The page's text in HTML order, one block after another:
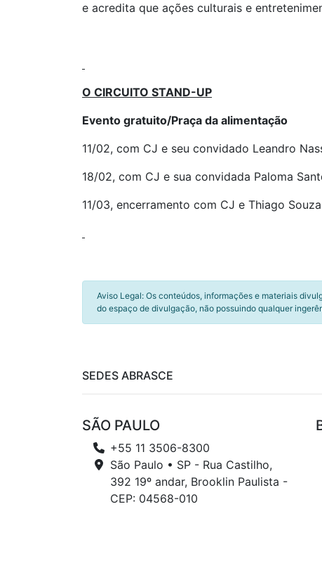
e acredita que ações culturais e
O CIRCUITO STAND-UP
Evento gratuito/Praça da alimentação
11/02, com CJ e seu convidado Leandro
18/02, com CJ e sua convidada Paloma
11/03, encerramento com CJ e Thiago
Aviso Legal: Os conteúdos, informações e materiais
do espaço de divulgação, não possuindo qualquer
SEDES ABRASCE
SÃO PAULO
+55 11 3506-8300
São Paulo • SP - Rua Castilho,
392 19º andar, Brooklin Paulista -
CEP: 04568-010